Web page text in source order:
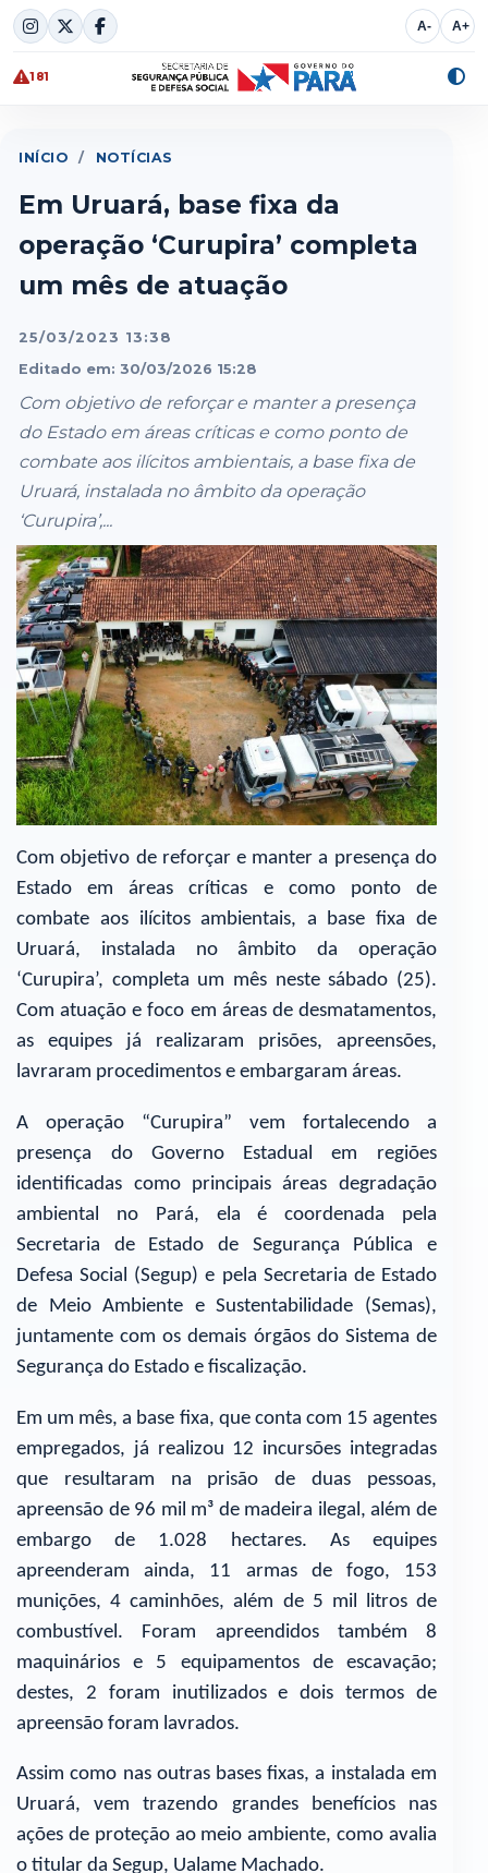
Skip
to
content
A- A+
181
INÍCIO / NOTÍCIAS
Em Uruará, base fixa da
operação ‘Curupira’ completa
um mês de atuação
25/03/2023 13:38
Editado em: 30/03/2026 15:28
Com objetivo de reforçar e manter a presença
do Estado em áreas críticas e como ponto de
combate aos ilícitos ambientais, a base fixa de
Uruará, instalada no âmbito da operação
‘Curupira’,...
Com objetivo de reforçar e manter a presença do
Estado em áreas críticas e como ponto de
combate aos ilícitos ambientais, a base fixa de
Uruará, instalada no âmbito da operação
‘Curupira’, completa um mês neste sábado (25).
Com atuação e foco em áreas de desmatamentos,
as equipes já realizaram prisões, apreensões,
lavraram procedimentos e embargaram áreas.
A operação “Curupira” vem fortalecendo a
presença do Governo Estadual em regiões
identificadas como principais áreas degradação
ambiental no Pará, ela é coordenada pela
Secretaria de Estado de Segurança Pública e
Defesa Social (Segup) e pela Secretaria de Estado
de Meio Ambiente e Sustentabilidade (Semas),
juntamente com os demais órgãos do Sistema de
Segurança do Estado e fiscalização.
Em um mês, a base fixa, que conta com 15 agentes
empregados, já realizou 12 incursões integradas
que resultaram na prisão de duas pessoas,
apreensão de 96 mil m³ de madeira ilegal, além de
embargo de 1.028 hectares. As equipes
apreenderam ainda, 11 armas de fogo, 153
munições, 4 caminhões, além de 5 mil litros de
combustível. Foram apreendidos também 8
maquinários e 5 equipamentos de escavação;
destes, 2 foram inutilizados e dois termos de
apreensão foram lavrados.
Assim como nas outras bases fixas, a instalada em
Uruará, vem trazendo grandes benefícios nas
ações de proteção ao meio ambiente, como avalia
o titular da Segup, Ualame Machado.